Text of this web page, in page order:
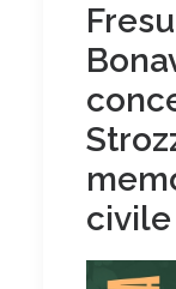
civile